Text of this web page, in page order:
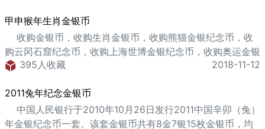
盎司本金币--武则天 回购1990年中国杰出历史人物第(7)组
1/3盎司本金币--朱元璋 回购1991年中国杰出历
甲申猴年生肖金银币
收购金银币，收购生肖金银币，收购熊猫金银纪念币，收
购云冈石窟纪念币，收购上海世博金银纪念币，收购奥运金银
币，收购文化艺术金银币 中国人民银行于2003年发行2004
6银12枚金银币，均为中华人民共和国法定货币。 1/10盎司
圆形金币正面图案：&n
395人收藏 2018-11-12
2011兔年纪念金银币
中国人民银行于2010年10月26日发行2011中国辛卯（兔）
年金银纪念币一套。该套金银币共有8金7银15枚金银币，均